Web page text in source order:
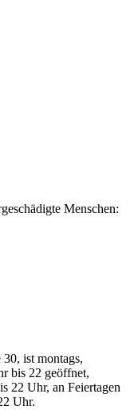
Menschen:
ist montags,
bis 22 geöffnet,
22 Uhr, an Feiertagen
Uhr.